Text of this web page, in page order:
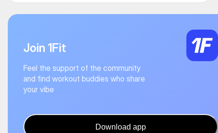
Join 1Fit
Feel the support of the community
and find workout buddies who share
your vibe
Download app